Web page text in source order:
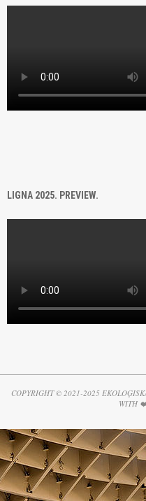
LIGNA 2025. PREVIEW.
COPYRIGHT © 2021-2025
WITH